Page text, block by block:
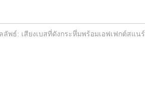
ลลัพธ์: เสียงเบสที่ดังกระหึ่มพร้อมเอฟเฟกต์ส